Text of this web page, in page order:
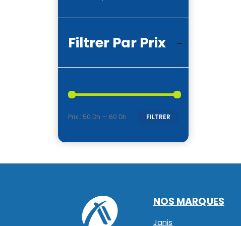
Filtrer Par Prix
FILTRER
Prix : 50 Dh — 60 Dh
NOS MARQUES
Janis